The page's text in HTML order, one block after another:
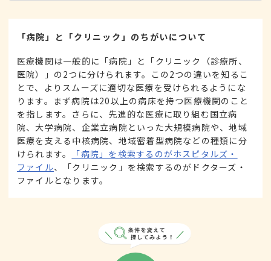
「病院」と「クリニック」のちがいについて
医療機関は一般的に「病院」と「クリニック（診療所、
医院）」の2つに分けられます。この2つの違いを知るこ
とで、よりスムーズに適切な医療を受けられるようにな
ります。まず病院は20以上の病床を持つ医療機関のこと
を指します。さらに、先進的な医療に取り組む国立病
院、大学病院、企業立病院といった大規模病院や、地域
医療を支える中核病院、地域密着型病院などの種類に分
けられます。
「病院」を検索するのがホスピタルズ・
ファイル、「クリニック」を検索するのがドクターズ・
ファイルとなります。